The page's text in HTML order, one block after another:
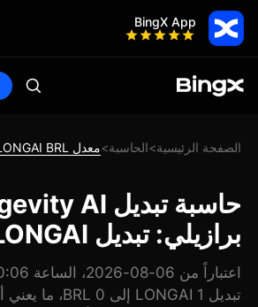
BingX App
الصفحة الرئيسية>الحاسبة>معدل LONGAI BRL
برازيلي: تبديل LONGAI إلى BRL